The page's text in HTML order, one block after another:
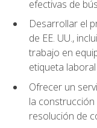
efectivas de
Desarrollar el
de EE. UU.,
trabajo en
etiqueta laboral
Ofrecer un
la construcción
resolución de